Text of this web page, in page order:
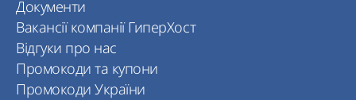
Документи
Вакансії компанії ГиперХост
Відгуки про нас
Промокоди та купони
Промокоди України